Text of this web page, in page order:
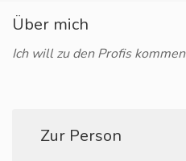
Über mich
Ich will zu den Profis kommen
Zur Person